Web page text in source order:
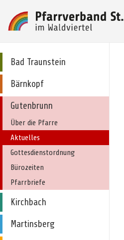
Bad Traunstein
Bärnkopf
Gutenbrunn
Über die Pfarre
Aktuelles
Gottesdienstordnung
Bürozeiten
Pfarrbriefe
Kirchbach
Martinsberg